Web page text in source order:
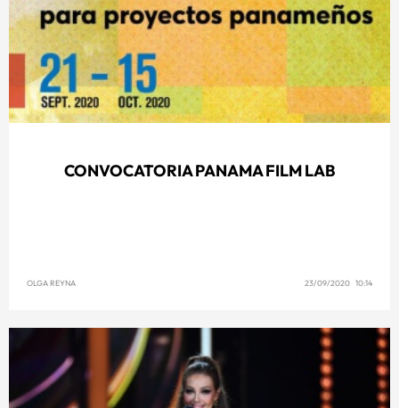
CONVOCATORIA PANAMA FILM LAB
OLGA REYNA 23/09/2020 10:14